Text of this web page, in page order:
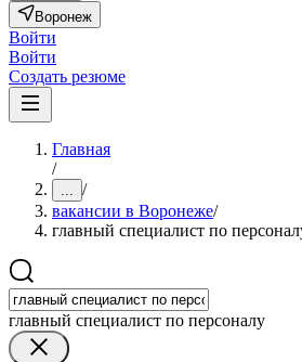
Воронеж
Войти
Войти
Создать резюме
Главная
/
... /
вакансии в Воронеже/
главный специалист по
главный специалист по персоналу